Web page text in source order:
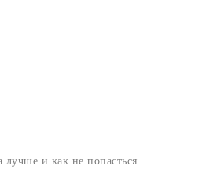
лучше и как не попасться